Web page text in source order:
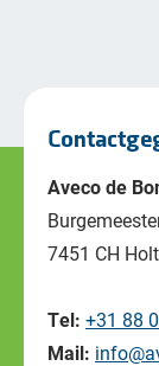
Aveco de
7451 CH
Tel: +31 88
Mail: